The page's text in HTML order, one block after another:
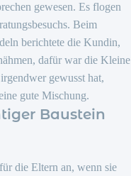
gewesen. Es flogen
Beim
berichtete die Kundin,
dafür war die Kleine
gewusst hat,
gute Mischung.
Baustein
die Eltern an, wenn sie